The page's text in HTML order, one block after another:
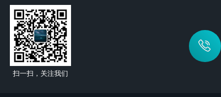
扫一扫，关注我们